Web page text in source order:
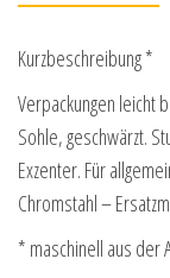
Kurzbeschreibung *
Verpackungen leicht
Sohle, geschwärzt.
Exzenter. Für
Chromstahl –
* maschinell aus der